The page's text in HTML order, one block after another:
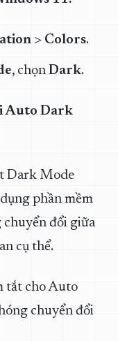
> Colors.
, chọnDark.
Auto Dark
Dark Mode
phần mềm
chuyển đổi giữa
cụ thể.
tắt cho Auto
chuyển đổi